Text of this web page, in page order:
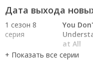
неподозрительными
страшную, а порой и
милой девушке Энни.
Дата выхода
1 сезон 8
серия
You
at All
1 сезон 7
The Man
the